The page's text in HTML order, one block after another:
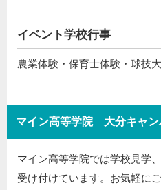
イベント学校行事
農業体験・保育士体験・球技
マイン高等学院 大分キャン
マイン高等学院では学校見学
受け付けています。お気軽に